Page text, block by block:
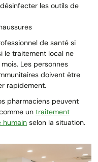
les outils de
de santé si
le traitement local ne
Les personnes
doivent être
rapidement.
pharmaciens peuvent
un traitement
humain selon la situation.